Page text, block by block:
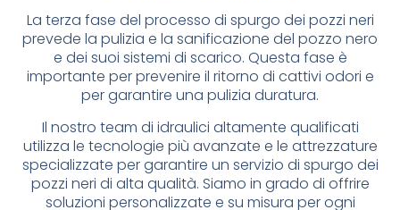
La terza fase del processo di spurgo dei pozzi neri
prevede la pulizia e la sanificazione del pozzo nero
e dei suoi sistemi di scarico. Questa fase è
importante per prevenire il ritorno di cattivi odori e
per garantire una pulizia duratura.
Il nostro team di idraulici altamente qualificati
utilizza le tecnologie più avanzate e le attrezzature
specializzate per garantire un servizio di spurgo dei
pozzi neri di alta qualità. Siamo in grado di offrire
soluzioni personalizzate e su misura per ogni